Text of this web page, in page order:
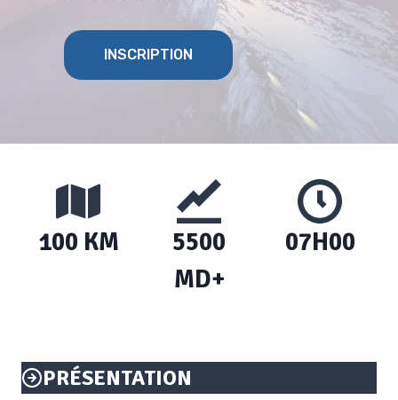
INSCRIPTION
100 KM
5500
MD+
07H00
PRÉSENTATION